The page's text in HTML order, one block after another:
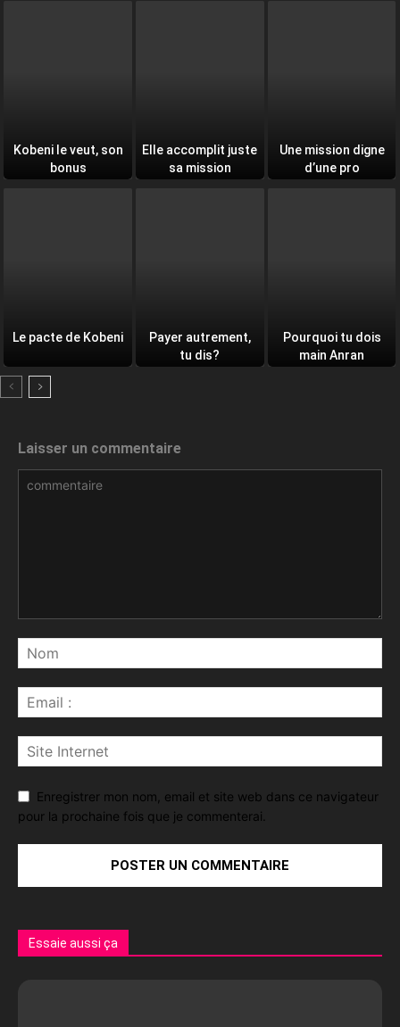
Kobeni le veut, son
bonus
Elle accomplit juste
sa mission
Une mission digne
d’une pro
Le pacte de Kobeni
Payer autrement,
tu dis?
Pourquoi tu dois
main Anran
Laisser un commentaire
Enregistrer mon nom, email et site web dans ce navigateur
pour la prochaine fois que je commenterai.
Essaie aussi ça